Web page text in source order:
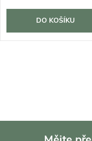
DO KOŠÍKU